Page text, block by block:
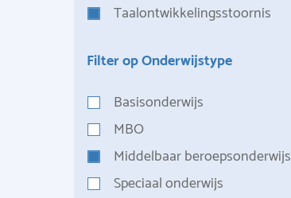
Taalontwikkelingsstoornis
Filter op Onderwijstype
Basisonderwijs
MBO
Middelbaar beroepsonderwijs
Speciaal onderwijs